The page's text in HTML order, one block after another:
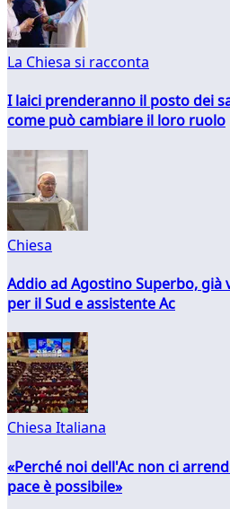
La Chiesa si racconta
I laici prenderanno il posto dei
come può cambiare il loro ruolo
Chiesa
Addio ad Agostino Superbo, già
per il Sud e assistente Ac
Chiesa Italiana
«Perché noi dell'Ac non ci
pace è possibile»